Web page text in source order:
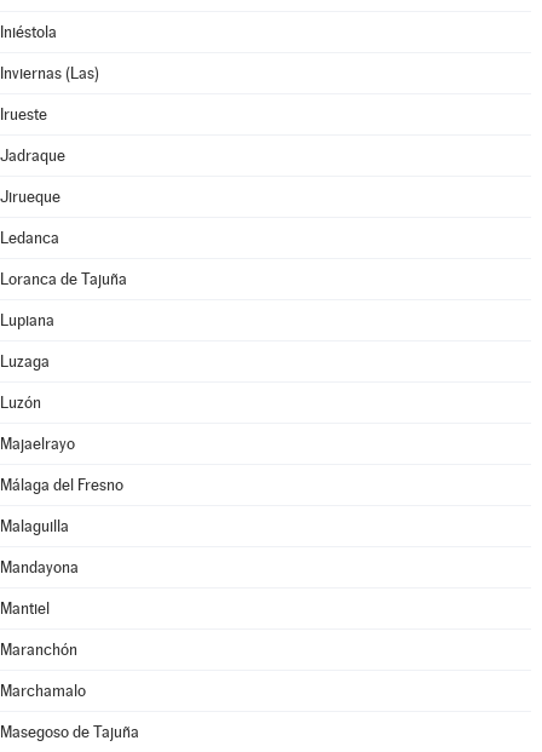
Iniéstola
Inviernas (Las)
Irueste
Jadraque
Jirueque
Ledanca
Loranca de Tajuña
Lupiana
Luzaga
Luzón
Majaelrayo
Málaga del Fresno
Malaguilla
Mandayona
Mantiel
Maranchón
Marchamalo
Masegoso de Tajuña